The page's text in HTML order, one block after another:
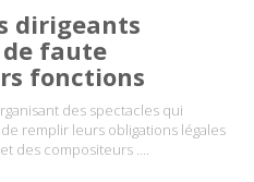
dirigeants
faute
fonctions
des spectacles qui
remplir leurs obligations légales
des compositeurs ….